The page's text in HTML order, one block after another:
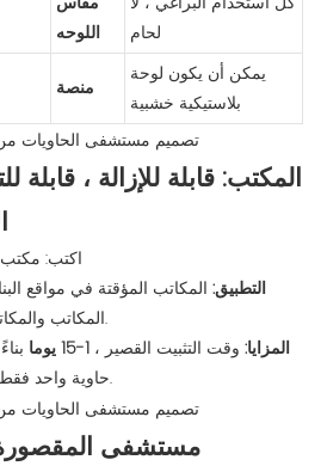
اللوحه
لحام
منصة
يمكن أن يكون لوحة
بلاستيكية خشبية
المكتب: قابلة للإزالة ، قابلة
اكتب:
التطبيق: المكاتب المؤقتة في مواقع
المكاتب والمكاتب الخارجية منخفضة التكلفة.
المزايا: وقت التثبيت القصير ، 1-15 يوما
حاوية واحد فقط إلى يوم واحد لإكمال التثبيت.
مستشفى